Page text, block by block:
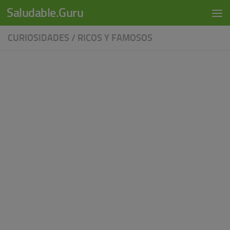
Skip to content
Saludable.Guru
CURIOSIDADES / RICOS Y FAMOSOS